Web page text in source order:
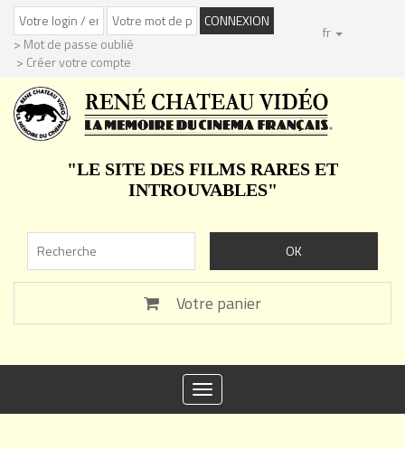
> Mot de passe oublié
> Créer votre compte
fr
"LE SITE DES FILMS RARES ET
INTROUVABLES"
Votre panier
Toggle
navigation